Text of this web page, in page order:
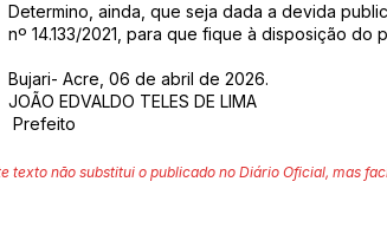
Determino, ainda, que seja dada a devida
nº 14.133/2021, para que fique à disposição do
Bujari- Acre, 06 de abril de 2026.
JOÃO EDVALDO TELES DE LIMA
Prefeito
texto não substitui o publicado no Diário Oficial, mas